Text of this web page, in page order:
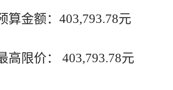
算金额：403,793.78元
高限价： 403,793.78元